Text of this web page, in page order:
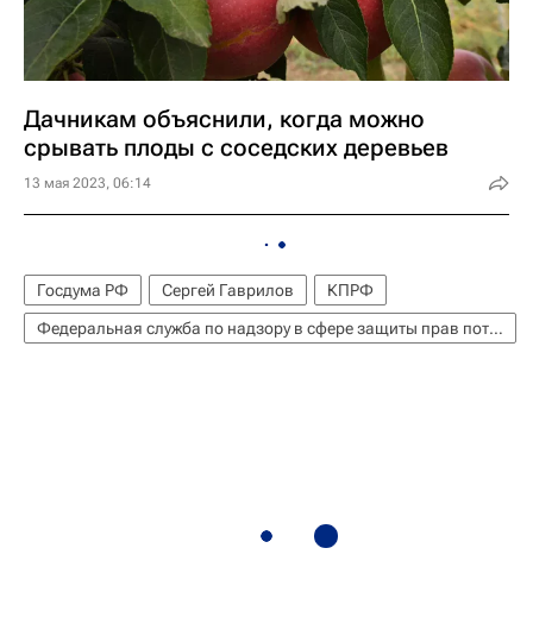
Дачникам объяснили, когда можно
срывать плоды с соседских деревьев
13 мая 2023, 06:14
Госдума РФ Сергей Гаврилов
КПРФ
Федеральная служба по надзору в сфере защиты прав потребителей и благополучия человека (Роспотребнадзор)